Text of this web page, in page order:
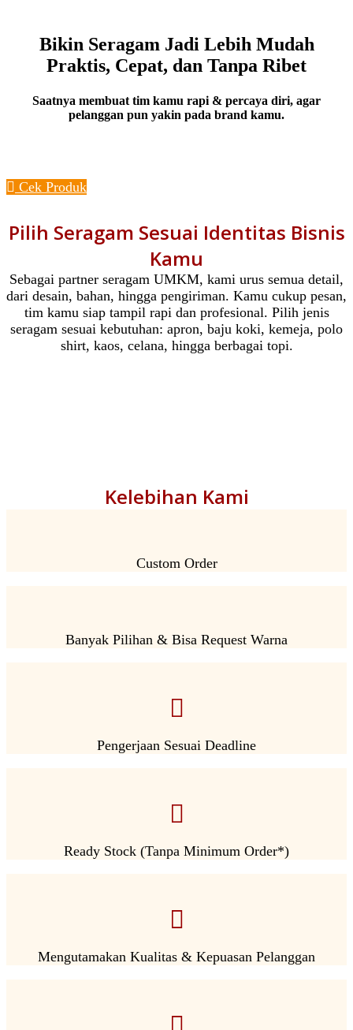
Bikin Seragam Jadi Lebih Mudah
Praktis, Cepat, dan Tanpa Ribet
Saatnya membuat tim kamu rapi & percaya diri, agar
pelanggan pun yakin pada brand kamu.
Cek Produk
Pilih Seragam Sesuai Identitas Bisnis
Kamu
Sebagai partner seragam UMKM, kami urus semua detail,
dari desain, bahan, hingga pengiriman. Kamu cukup pesan,
tim kamu siap tampil rapi dan profesional. Pilih jenis
seragam sesuai kebutuhan: apron, baju koki, kemeja, polo
shirt, kaos, celana, hingga berbagai topi.
Kelebihan Kami
Custom Order
Banyak Pilihan & Bisa Request Warna
Pengerjaan Sesuai Deadline
Ready Stock (Tanpa Minimum Order*)
Mengutamakan Kualitas & Kepuasan Pelanggan